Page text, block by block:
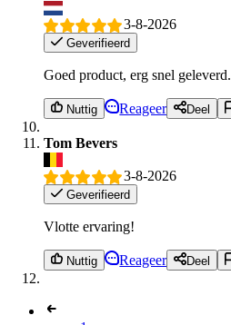
3-8-2026
Geverifieerd
Goed product, erg snel geleverd.
Nuttig Reageer Deel
Tom Bevers
3-8-2026
Geverifieerd
Vlotte ervaring!
Nuttig Reageer Deel